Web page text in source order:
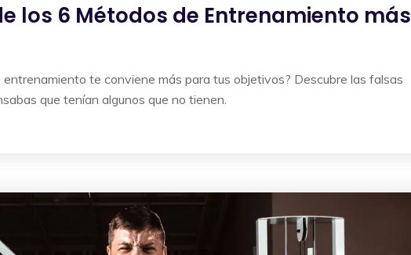
los 6 Métodos de Entrenamiento más
entrenamiento te conviene más para tus objetivos? Descubre las falsas
que tenían algunos que no tienen.